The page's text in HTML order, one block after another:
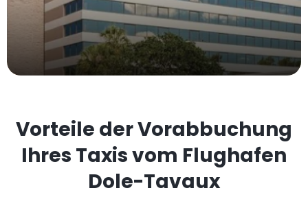
Vorteile der Vorabbuchung
Ihres Taxis vom Flughafen
Dole-Tavaux